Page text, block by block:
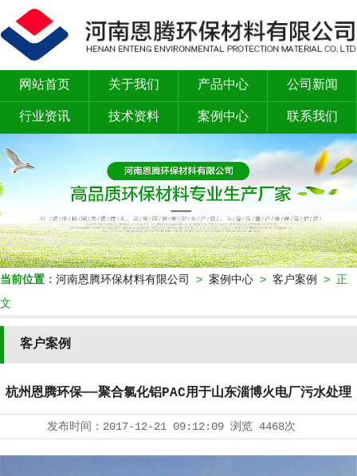
网站首页 关于我们 产品中心 公司新闻
行业资讯 技术资料 案例中心 联系我们
当前位置： 河南恩腾环保材料有限公司 > 案例中心 > 客户案例
> 正
文
客户案例
杭州恩腾环保——聚合氯化铝PAC用于山东淄博火电厂污水处理
发布时间： 2017-12-21 09:12:09 浏览 4468次